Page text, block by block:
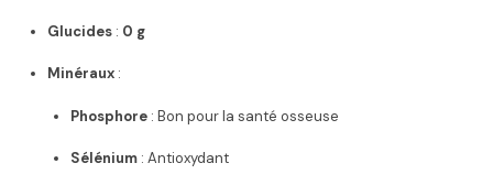
Glucides : 0 g
Minéraux :
Phosphore : Bon pour la santé osseuse
Sélénium : Antioxydant